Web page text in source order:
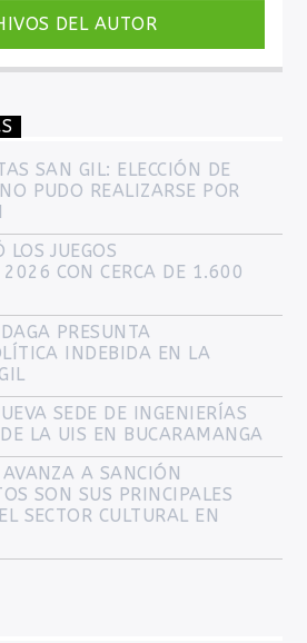
DEL AUTOR
SAN GIL: ELECCIÓN DE
PUDO REALIZARSE POR
JUEGOS
2026 CON CERCA DE 1.600
PRESUNTA
INDEBIDA EN LA
SEDE DE INGENIERÍAS
LA UIS EN BUCARAMANGA
A SANCIÓN
SON SUS PRINCIPALES
SECTOR CULTURAL EN